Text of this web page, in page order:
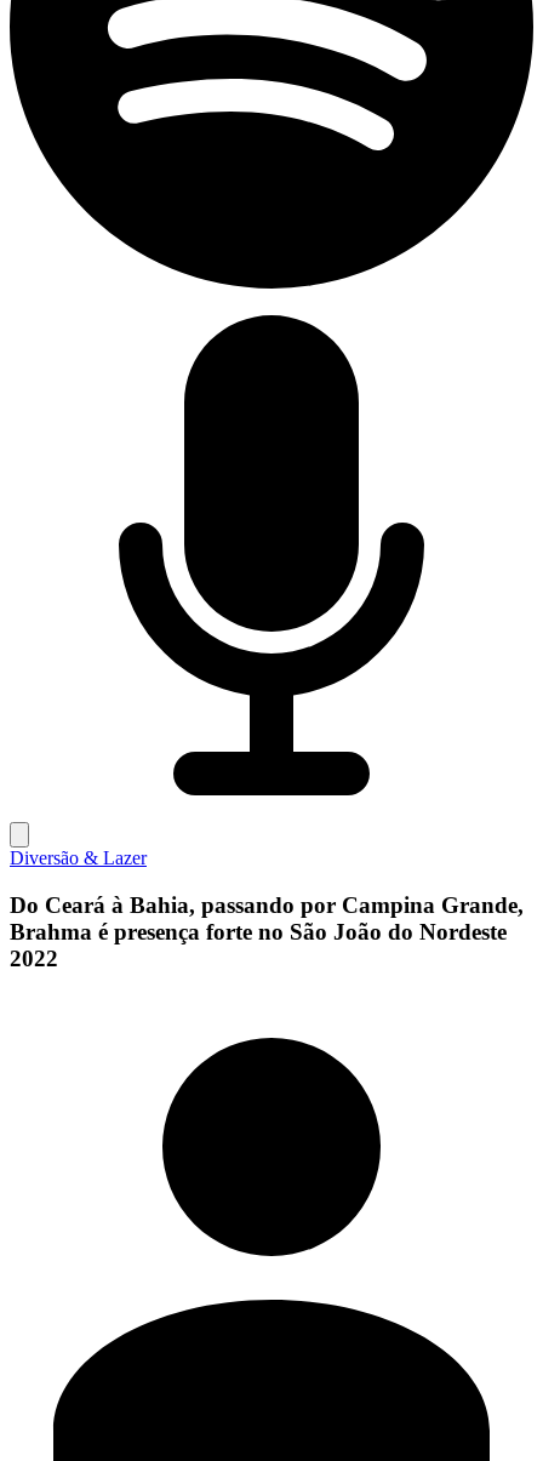
Diversão & Lazer
Do Ceará à Bahia, passando por Campina Grande,
Brahma é presença forte no São João do Nordeste
2022